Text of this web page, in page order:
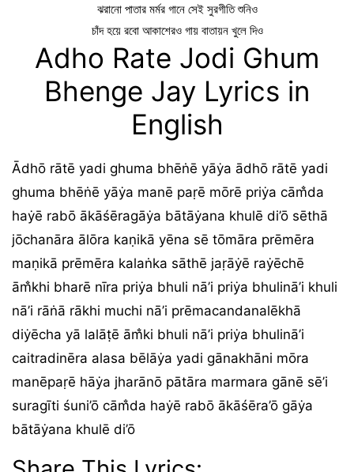
ঝরানো পাতার মর্মর গানে সেই সুরগীতি শুনিও
চাঁদ হয়ে রবো আকাশেরও গায় বাতায়ন খুলে দিও
Adho Rate Jodi Ghum
Bhenge Jay Lyrics in
English
Ādhō rātē yadi ghuma bhēṅē yāẏa ādhō rātē yadi
ghuma bhēṅē yāẏa manē paṛē mōrē priẏa cām̐da
haẏē rabō ākāśēragāẏa bātāẏana khulē di’ō sēthā
jōchanāra ālōra kaṇikā yēna sē tōmāra prēmēra
maṇikā prēmēra kalaṅka sāthē jaṛāẏē raẏēchē
ām̐khi bharē nīra priẏa bhuli nā’i priẏa bhulinā’i khuli
nā’i rāṅā rākhi muchi nā’i prēmacandanalēkhā
diẏēcha yā lalāṭē ām̐ki bhuli nā’i priẏa bhulinā’i
caitradinēra alasa bēlāẏa yadi gānakhāni mōra
manēpaṛē hāẏa jharānō pātāra marmara gānē sē’i
suragīti śuni’ō cām̐da haẏē rabō ākāśēra’ō gāẏa
bātāẏana khulē di’ō